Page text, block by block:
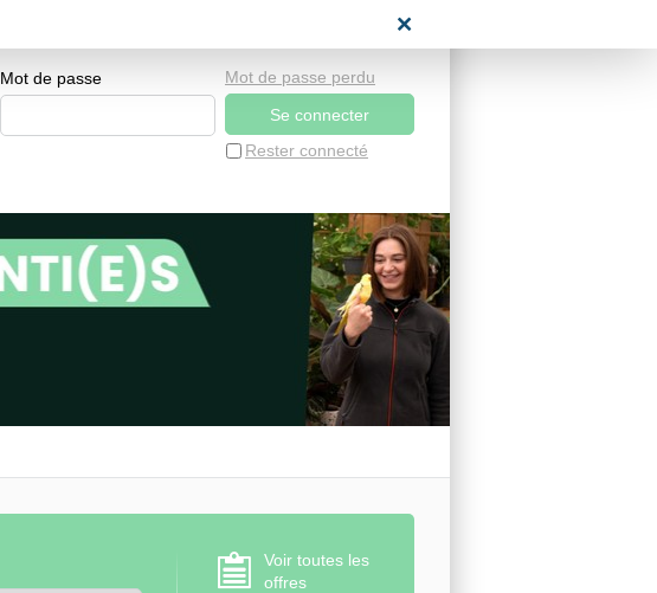
Mot de passe
Rester connecté
Mot de passe perdu
Voir toutes les
offres